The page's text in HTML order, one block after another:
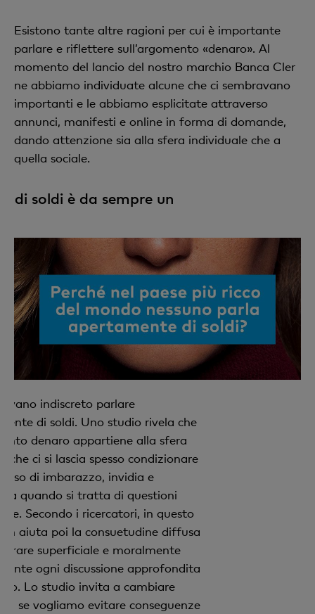
Esistono tante altre ragioni per cui è importante
parlare e riflettere sull’argomento «denaro». Al
momento del lancio del nostro marchio Banca Cler
ne abbiamo individuate alcune che ci sembravano
importanti e le abbiamo esplicitate attraverso
annunci, manifesti e online in forma di domande,
dando attenzione sia alla sfera individuale che a
quella sociale.
di soldi è da sempre un
indiscreto parlare
di soldi. Uno studio rivela che
denaro appartiene alla sfera
che ci si lascia spesso condizionare
di imbarazzo, invidia e
quando si tratta di questioni
Secondo i ricercatori, in questo
aiuta poi la consuetudine diffusa
superficiale e moralmente
ogni discussione approfondita
Lo studio invita a cambiare
se vogliamo evitare conseguenze